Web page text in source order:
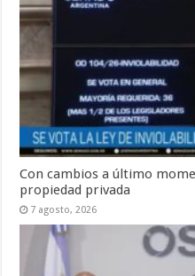
Con cambios a último
propiedad privada
7 agosto, 2026